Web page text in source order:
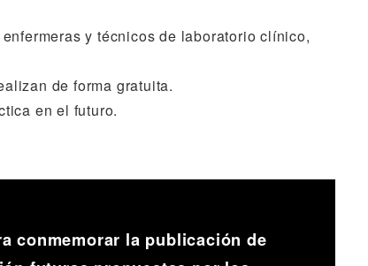
y técnicos de laboratorio clínico,
de forma gratuita.
en el futuro.
conmemorar la publicación de